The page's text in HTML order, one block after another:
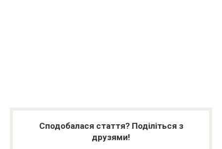
Сподобалася стаття? Поділіться з
друзями!